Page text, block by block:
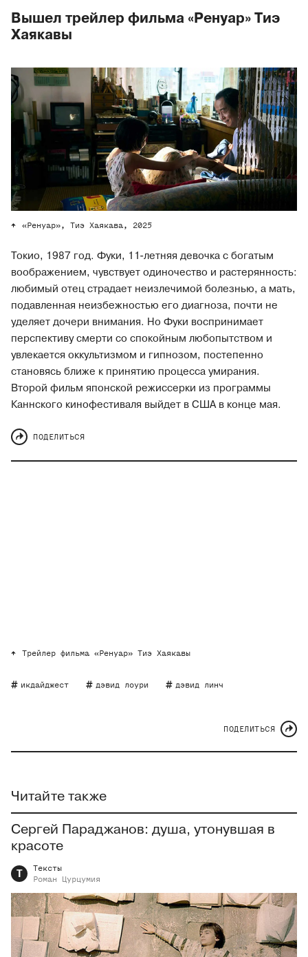
Вышел трейлер фильма «Ренуар» Тиэ
Хаякавы
«Ренуар», Тиэ Хаякава, 2025
Токио, 1987 год. Фуки, 11-летняя девочка с богатым
воображением, чувствует одиночество и растерянность:
любимый отец страдает неизлечимой болезнью, а мать,
подавленная неизбежностью его диагноза, почти не
уделяет дочери внимания. Но Фуки воспринимает
перспективу смерти со спокойным любопытством и
увлекается оккультизмом и гипнозом, постепенно
становясь ближе к принятию процесса умирания.
Второй фильм японской режиссерки из программы
Каннского кинофестиваля выйдет в США в конце мая.
ПОДЕЛИТЬСЯ
Трейлер фильма «Ренуар» Тиэ Хаякавы
икдайджест дэвид лоури дэвид линч
ПОДЕЛИТЬСЯ
Читайте также
Сергей Параджанов: душа, утонувшая в
красоте
Т
Тексты
Роман
Цурцумия